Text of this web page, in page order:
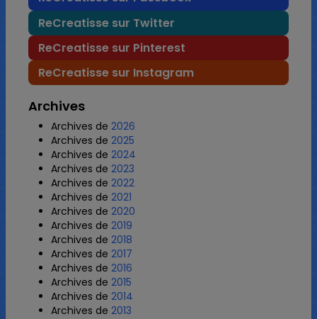
ReCreatisse sur Twitter
ReCreatisse sur Pinterest
ReCreatisse sur Instagram
Archives
Archives de 2026
Archives de 2025
Archives de 2024
Archives de 2023
Archives de 2022
Archives de 2021
Archives de 2020
Archives de 2019
Archives de 2018
Archives de 2017
Archives de 2016
Archives de 2015
Archives de 2014
Archives de 2013